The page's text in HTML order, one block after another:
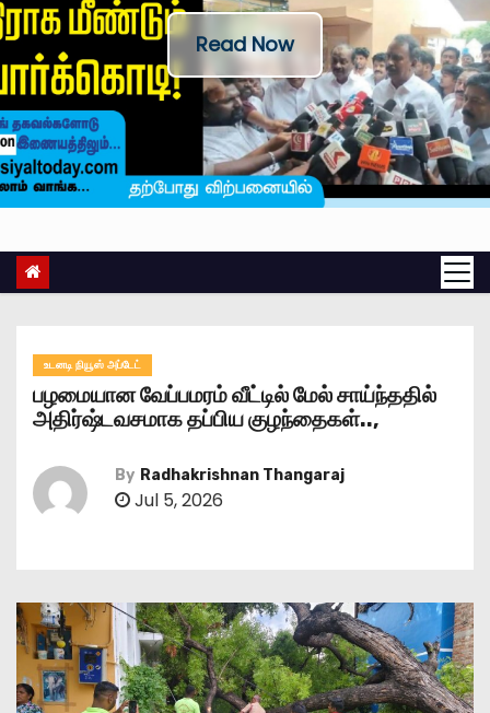
Read Now
உடனடி நியூஸ் அப்டேட்
பழமையான வேப்பமரம் வீட்டில் மேல் சாய்ந்ததில்
அதிர்ஷ்டவசமாக தப்பிய குழந்தைகள்..,
By Radhakrishnan Thangaraj
Jul 5, 2026